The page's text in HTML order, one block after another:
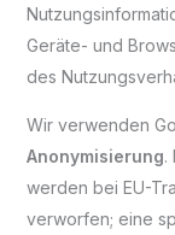
Geräte- und
des
Wir verwenden
Anonymisierung.
werden bei EU-
verworfen; eine